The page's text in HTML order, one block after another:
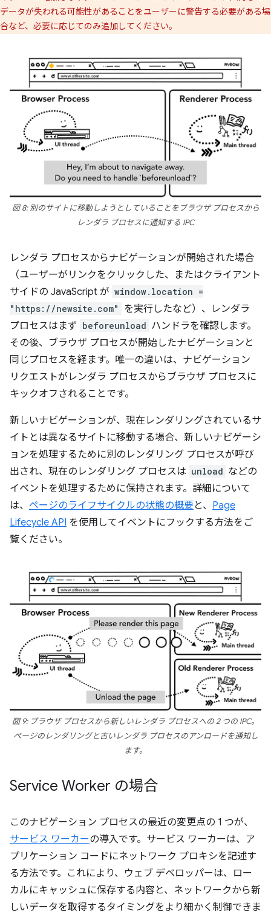
データが失われる可能性があることをユーザーに警告する必要がある場
合など、必要に応じてのみ追加してください。
図 8: 別のサイトに移動しようとしていることをブラウザ プロセスから
レンダラ プロセスに通知する IPC
レンダラ プロセスからナビゲーションが開始された場合
（ユーザーがリンクをクリックした、またはクライアント
サイドの JavaScript が window.location =
"https://newsite.com"
を実行したなど）、レンダラ
プロセスはまず beforeunload ハンドラを確認します。
その後、ブラウザ プロセスが開始したナビゲーションと
同じプロセスを経ます。唯一の違いは、ナビゲーション
リクエストがレンダラ プロセスからブラウザ プロセスに
キックオフされることです。
新しいナビゲーションが、現在レンダリングされているサ
イトとは異なるサイトに移動する場合、新しいナビゲーシ
ョンを処理するために別のレンダリング プロセスが呼び
出され、現在のレンダリング プロセスは unload などの
イベントを処理するために保持されます。詳細について
は、 ページのライフサイクルの状態の概要と、 Page
Lifecycle API を使用してイベントにフックする方法をご
覧ください。
図 9: ブラウザ プロセスから新しいレンダラ プロセスへの 2 つの IPC。
ページのレンダリングと古いレンダラ プロセスのアンロードを通知し
ます。
Service Worker の場合
このナビゲーション プロセスの最近の変更点の 1 つが、
サービス ワーカーの導入です。サービス ワーカーは、ア
プリケーション コードにネットワーク プロキシを記述す
る方法です。これにより、ウェブ デベロッパーは、ロー
カルにキャッシュに保存する内容と、ネットワークから新
しいデータを取得するタイミングをより細かく制御できま